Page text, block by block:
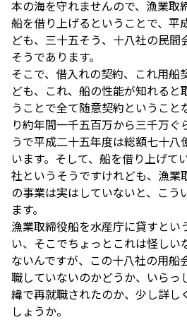
本の海を守れませんので、漁業取
船を借り上げるということで、平
ども、三十五そう、十八社の民間
そうであります。
そこで、借入れの契約、これ用船
ども、これ、船の性能が知れると
うことで全て随意契約ということ
り約年間一千五百万から三千万ぐ
うで平成二十五年度は総額七十八
います。そして、船を借り上げて
社というそうですけれども、漁業
の事業は実はしていないと、こう
ます。
漁業取締役船を水産庁に貸すとい
い、そこでちょっとこれは怪しい
ないんですが、この十八社の用船
職していないのかどうか、いらっ
緯で再就職されたのか、少し詳し
しょうか。